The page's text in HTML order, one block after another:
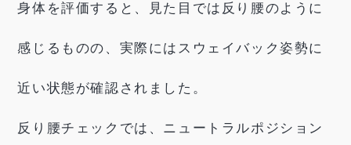
身体を評価すると、見た目では反り腰のように
感じるものの、実際にはスウェイバック姿勢に
近い状態が確認されました。
反り腰チェックでは、ニュートラルポジション